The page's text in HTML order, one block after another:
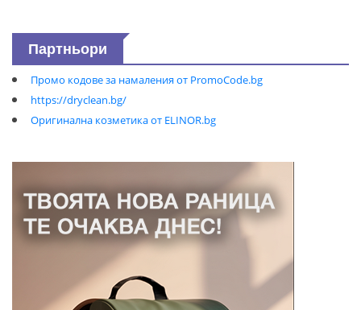
Партньори
Промо кодове за намаления от PromoCode.bg
https://dryclean.bg/
Оригинална козметика от ELINOR.bg